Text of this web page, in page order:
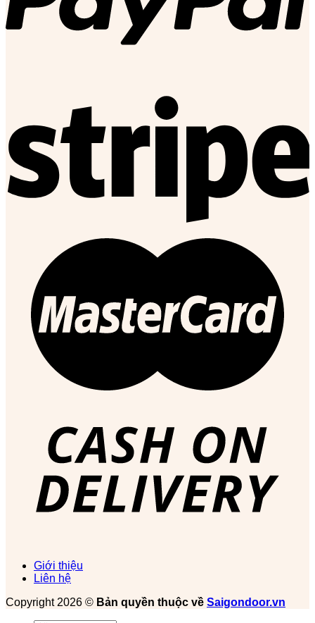
Giới thiệu
Liên hệ
Copyright 2026 © Bản quyền thuộc về Saigondoor.vn